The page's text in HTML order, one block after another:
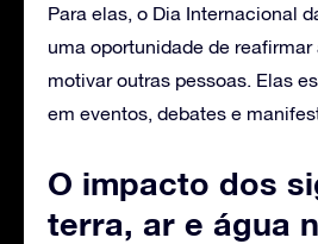
Para elas, o Dia Internacional
uma oportunidade de reafirmar
motivar outras pessoas. Elas
em eventos, debates e
O impacto dos
terra, ar e água